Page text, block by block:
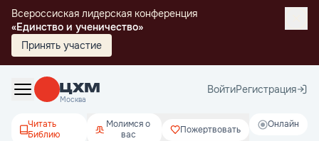
Всероссиская лидерская конференция
«Единство и ученичество»
Принять участие
Москва
ВойтиРегистрация
Онлайн
Читать
Библию
Молимся о
вас
Пожертвовать